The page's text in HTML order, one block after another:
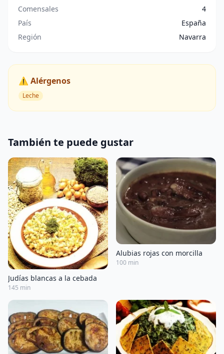
Comensales
4
País
España
Región
Navarra
⚠️ Alérgenos
Leche
También te puede gustar
Judías blancas a la cebada
145 min
Alubias rojas con morcilla
100 min